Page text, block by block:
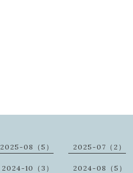
2025-08（5） 2025-07（2）
2024-10（3） 2024-08（5）